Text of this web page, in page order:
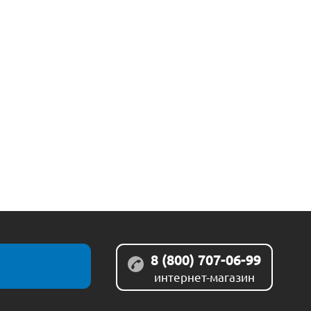
8 (800) 707-06-99
интернет-магазин